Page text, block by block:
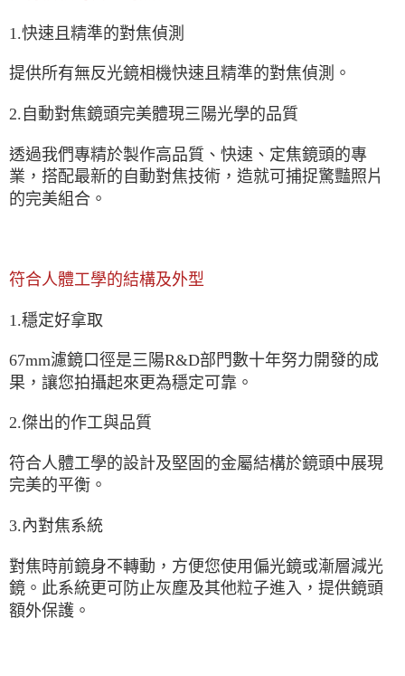
1.快速且精準的對焦偵測
提供所有無反光鏡相機快速且精準的對焦偵測。
2.自動對焦鏡頭完美體現三陽光學的品質
透過我們專精於製作高品質、快速、定焦鏡頭的專
業，搭配最新的自動對焦技術，造就可捕捉驚豔照片
的完美組合。
符合人體工學的結構及外型
1.穩定好拿取
67mm濾鏡口徑是三陽R&D部門數十年努力開發的成
果，讓您拍攝起來更為穩定可靠。
2.傑出的作工與品質
符合人體工學的設計及堅固的金屬結構於鏡頭中展現
完美的平衡。
3.內對焦系統
對焦時前鏡身不轉動，方便您使用偏光鏡或漸層減光
鏡。此系統更可防止灰塵及其他粒子進入，提供鏡頭
額外保護。